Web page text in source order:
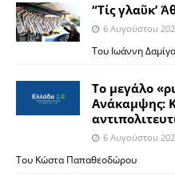
“Τίς γλαῦκ’
6 Αυγούστου
Του Ιωάννη
Το μεγάλο
Ανάκαμψης:
6 Αυγούστου
Του Κώστα Παπαθεοδώρου